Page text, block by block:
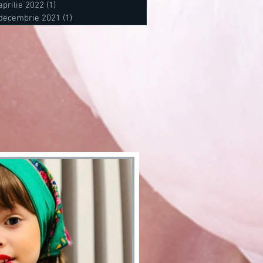
2022 (1)
2021 (1)